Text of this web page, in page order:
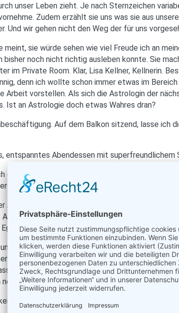
unser Leben zieht. Je nach Sternzeichen
Zudem erzählt sie uns was sie aus
Und wir gehen nicht den Weg der für uns
sie würde sehen wie viel Freude ich an
noch nicht richtig ausleben konnte. Sie
im Private Room. Klar, Lisa Kellner, Kellnerin.
denn ich wollte schon immer etwas im
Arbeit vorstellen. Als sich die Astrologin der
Ist an Astrologie doch etwas Wahres dran?
Auf dem Balkon sitzend, lasse ich
entspanntes Abendessen mit superfreundlichem
gepresstem Orangensaft und göttlichem
lachen und hatte den ganzen Tag lang einen
AC markiert die Stelle in der Ekliptik, die zum
genau das Gegenteil von der „Schnellstraße
ob im Privatleben oder auch im Beruf.
Mars vorgestellt, je nach Geschlecht, steht
Lover. Bei Männern hingegen symbolisiert die
die Sterne und unser Horoskop uns bei der
nicht so ganz bestätigen. Und darüber bin ich
bekommen, dass ich darüber noch